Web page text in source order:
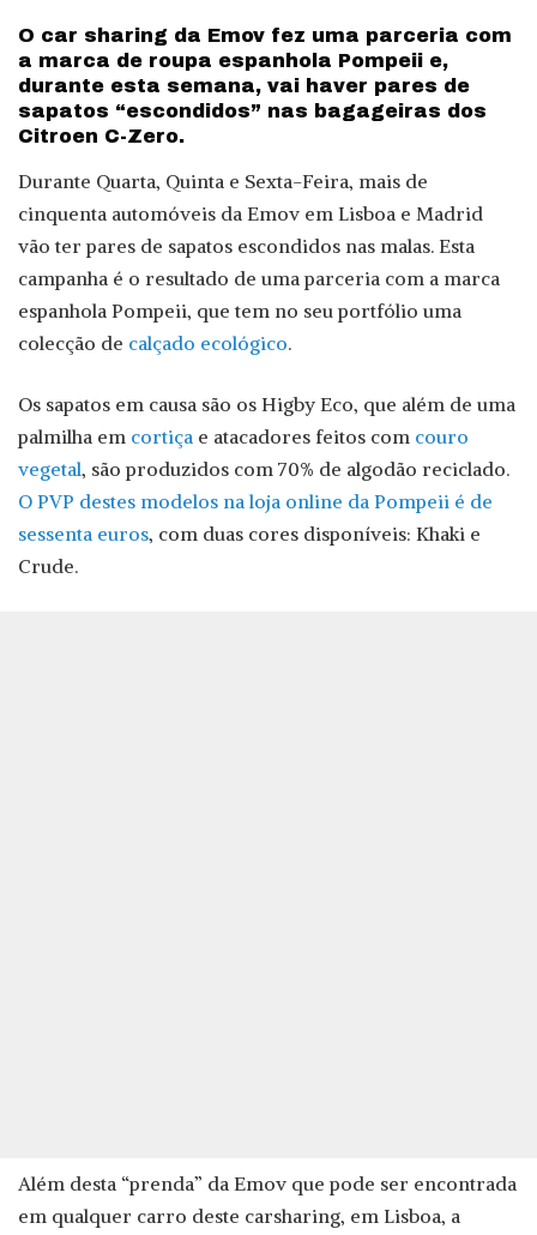
O car sharing da Emov fez uma parceria com
a marca de roupa espanhola Pompeii e,
durante esta semana, vai haver pares de
sapatos “escondidos” nas bagageiras dos
Citroen C-Zero.
Durante Quarta, Quinta e Sexta-Feira, mais de
cinquenta automóveis da Emov em Lisboa e Madrid
vão ter pares de sapatos escondidos nas malas. Esta
campanha é o resultado de uma parceria com a marca
espanhola Pompeii, que tem no seu portfólio uma
colecção de calçado ecológico.
Os sapatos em causa são os Higby Eco, que além de uma
palmilha em cortiça e atacadores feitos com couro
vegetal, são produzidos com 70% de algodão reciclado.
O PVP destes modelos na loja online da Pompeii é de
sessenta euros, com duas cores disponíveis: Khaki e
Crude.
Além desta “prenda” da Emov que pode ser encontrada
em qualquer carro deste carsharing, em Lisboa, a